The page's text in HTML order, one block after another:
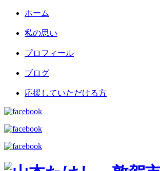
ホーム
私の思い
プロフィール
ブログ
応援していただける方